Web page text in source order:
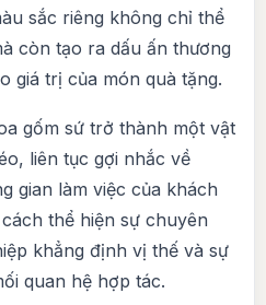
sắc riêng không chỉ thể
còn tạo ra dấu ấn thương
giá trị của món quà tặng.
gốm sứ trở thành một vật
liên tục gợi nhắc về
gian làm việc của khách
thể hiện sự chuyên
khẳng định vị thế và sự
quan hệ hợp tác.